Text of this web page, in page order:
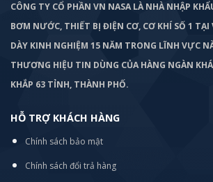
CÔNG TY CỔ PHẦN VN NASA LÀ NHÀ NHẬP
BƠM NƯỚC, THIẾT BỊ ĐIỆN CƠ, CƠ KHÍ SỐ 1 TẠI
DÀY KINH NGHIỆM 15 NĂM TRONG LĨNH VỰC
THƯƠNG HIỆU TIN DÙNG CỦA HÀNG NGÀN
KHẮP 63 TỈNH, THÀNH PHỐ.
HỖ TRỢ KHÁCH HÀNG
Chính sách bảo mật
Chính sách đổi trả hàng